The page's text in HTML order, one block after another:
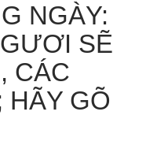
NGÀY:
SẼ
CÁC
HÃY GÕ